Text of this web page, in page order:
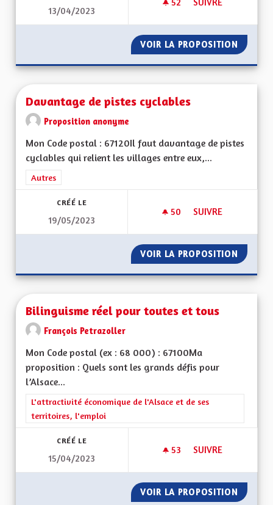
13/04/2023
VOIR LA PROPOSITION POUR
Davantage de pistes cyclables
Proposition anonyme
Mon Code postal : 67120Il faut davantage de pistes
cyclables qui relient les villages entre eux,...
Filtrer les résultats de la catégorie : Autres
Autres
CRÉÉ LE
19/05/2023
50 50 ABONNÉS
SUIVRE
VOIR LA PROPOSITION
Bilinguisme réel pour toutes et tous
François Petrazoller
Mon Code postal (ex : 68 000) : 67100Ma
proposition : Quels sont les grands défis pour
l’Alsace...
Filtrer les résultats de la catégorie : L'attractivité
L'attractivité économique de l'Alsace et de ses
territoires, l'emploi
CRÉÉ LE
15/04/2023
53 53 ABONNÉS
SUIVRE
VOIR LA PROPOSITION